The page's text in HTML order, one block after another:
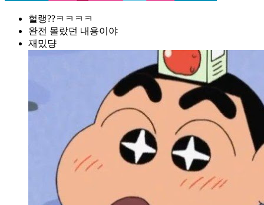
헐랭??ㅋㅋㅋㅋ
완전 몰랐던 내용이야
재밌댱